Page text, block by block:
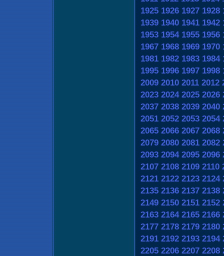
1925 1926 1927 1928
1939 1940 1941 1942
1953 1954 1955 1956
1967 1968 1969 1970
1981 1982 1983 1984
1995 1996 1997 1998
2009 2010 2011 2012
2023 2024 2025 2026
2037 2038 2039 2040
2051 2052 2053 2054
2065 2066 2067 2068
2079 2080 2081 2082
2093 2094 2095 2096
2107 2108 2109 2110
2121 2122 2123 2124
2135 2136 2137 2138
2149 2150 2151 2152
2163 2164 2165 2166
2177 2178 2179 2180
2191 2192 2193 2194
2205 2206 2207 2208